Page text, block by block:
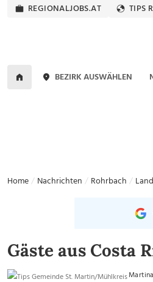
REGIONALJOBS.AT TIPS
BEZIRK AUSWÄHLEN
Home Nachrichten Rohrbach
Gäste aus Costa